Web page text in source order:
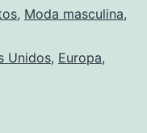
familia
a
, Moda masculina,
Unidos, Europa,